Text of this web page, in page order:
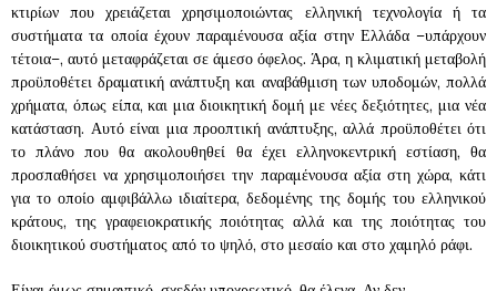
κτιρίων που χρειάζεται χρησιμοποιώντας ελληνική τεχνολογία ή τα
συστήματα τα οποία έχουν παραμένουσα αξία στην Ελλάδα –υπάρχουν
τέτοια–, αυτό μεταφράζεται σε άμεσο όφελος. Άρα, η κλιματική μεταβολή
προϋποθέτει δραματική ανάπτυξη και αναβάθμιση των υποδομών, πολλά
χρήματα, όπως είπα, και μια διοικητική δομή με νέες δεξιότητες, μια νέα
κατάσταση. Αυτό είναι μια προοπτική ανάπτυξης, αλλά προϋποθέτει ότι
το πλάνο που θα ακολουθηθεί θα έχει ελληνοκεντρική εστίαση, θα
προσπαθήσει να χρησιμοποιήσει την παραμένουσα αξία στη χώρα, κάτι
για το οποίο αμφιβάλλω ιδιαίτερα, δεδομένης της δομής του ελληνικού
κράτους, της γραφειοκρατικής ποιότητας αλλά και της ποιότητας του
διοικητικού συστήματος από το ψηλό, στο μεσαίο και στο χαμηλό ράφι.